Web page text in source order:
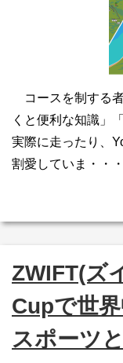
コースを制する
くと便利な知識」
実際に走ったり、
割愛していま・・・
ZWIFT(ズ
Cupで世
スポーツ